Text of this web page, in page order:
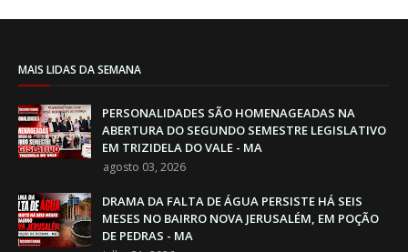
MAIS LIDAS DA SEMANA
PERSONALIDADES SÃO HOMENAGEADAS NA
ABERTURA DO SEGUNDO SEMESTRE LEGISLATIVO
EM TRIZIDELA DO VALE - MA
agosto 03, 2026
DRAMA DA FALTA DE ÁGUA PERSISTE HÁ SEIS
MESES NO BAIRRO NOVA JERUSALÉM, EM POÇÃO
DE PEDRAS - MA